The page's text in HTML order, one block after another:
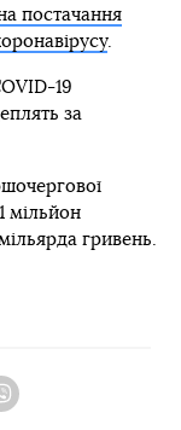
постачання
.
19
за
мільйон
гривень.